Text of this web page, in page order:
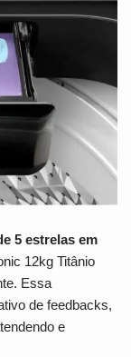
5 estrelas em
12kg Titânio
Essa
de feedbacks,
e